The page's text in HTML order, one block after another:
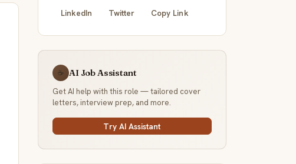
LinkedIn Twitter Copy Link
☕ AI Job Assistant
Get AI help with this role — tailored cover
letters, interview prep, and more.
Try AI Assistant